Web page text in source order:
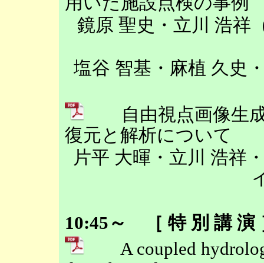
鏡原 聖史・立川 浩祥
塩谷 智基・麻植 久史
自由視点画像生成
復元と解析について
片平 大暉・立川 浩祥
10:45～ ［ 特 別 講
A coupled